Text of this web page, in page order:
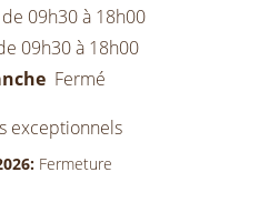
de 09h30 à 18h00
09h30 à 18h00
Fermé
exceptionnels
Fermeture